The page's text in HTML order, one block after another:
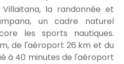
la randonnée et
un cadre naturel
les sports nautiques.
de l'aéroport 26 km et du
à 40 minutes de l'aéroport